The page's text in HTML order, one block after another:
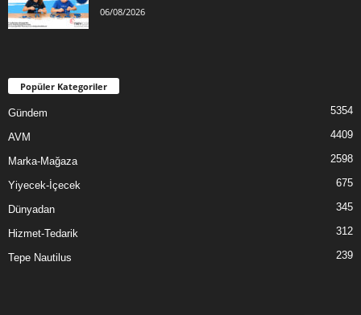
06/08/2026
Popüler Kategoriler
Gündem 5354
AVM 4409
Marka-Mağaza 2598
Yiyecek-İçecek 675
Dünyadan 345
Hizmet-Tedarik 312
Tepe Nautilus 239